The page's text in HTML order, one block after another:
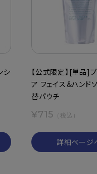
シ
【公式限定】[単品]
ア フェイス＆ハンド
替パウチ
¥715 （税込）
詳細ページ